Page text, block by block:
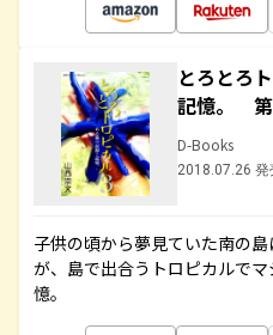
とろとろ
記憶。
D-Books
2018.07.26 発
子供の頃から夢見ていた南の
が、島で出合うトロピカルで
憶。